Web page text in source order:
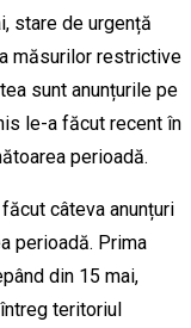
stare de urgență
măsurilor restrictive
sunt anunțurile pe
le-a făcut recent în
perioadă.
câteva anunțuri
perioadă. Prima
din 15 mai,
teritoriul